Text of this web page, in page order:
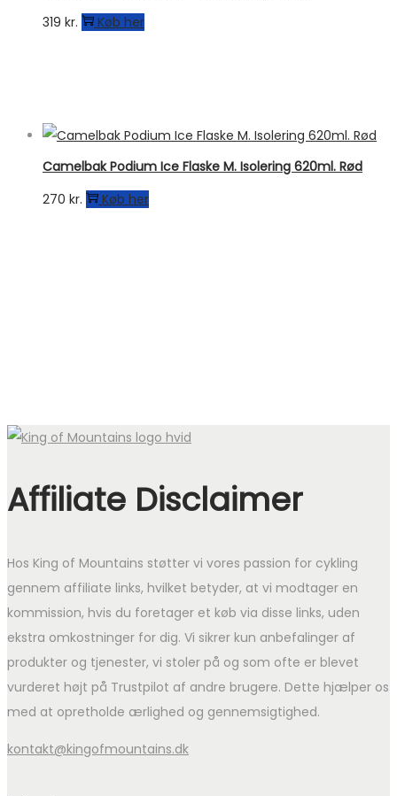
319 kr. Køb her
Camelbak Podium Ice Flaske M. Isolering 620ml. Rød
270 kr. Køb her
Affiliate Disclaimer
Hos King of Mountains støtter vi vores passion for cykling
gennem affiliate links, hvilket betyder, at vi modtager en
kommission, hvis du foretager et køb via disse links, uden
ekstra omkostninger for dig. Vi sikrer kun anbefalinger af
produkter og tjenester, vi stoler på og som ofte er blevet
vurderet højt på Trustpilot af andre brugere. Dette hjælper os
med at opretholde ærlighed og gennemsigtighed.
kontakt@kingofmountains.dk